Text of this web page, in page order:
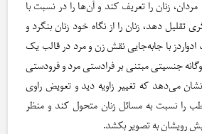
مردان، زنان را تعریف کند و آن‌ها را در نسبت با
تقلیل دهد، زنان را از نگاه خود زنان بنگرد و
با جابه‌جایی نقش زن و مرد در قالب یک
جنسیتی مبتنی بر فرادستی مرد و فرودستی
می‌دهد که تغییر زاویه دید و تعویض راوی
را نسبت به مسائل زنان متحول کند و منظر
رویشان به تصویر بکشد.